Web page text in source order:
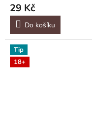
29 Kč
Do košíku
Tip
18+